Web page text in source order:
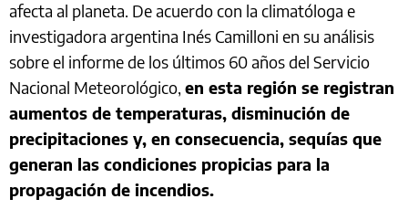
afecta al planeta. De acuerdo con la climatóloga e
investigadora argentina Inés Camilloni en su análisis
sobre el informe de los últimos 60 años del Servicio
Nacional Meteorológico, en esta región se registran
aumentos de temperaturas, disminución de
precipitaciones y, en consecuencia, sequías que
generan las condiciones propicias para la
propagación de incendios.